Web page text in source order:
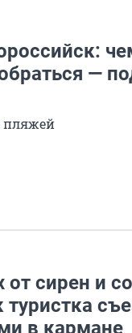
—
пляжей
сирен и
туристка
в кармане